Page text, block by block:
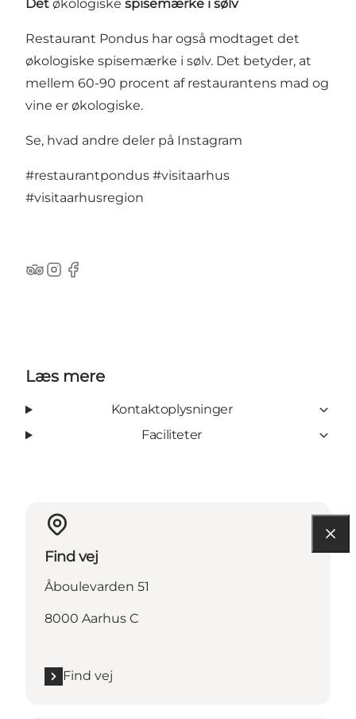
Det økologiske spisemærke i sølv
Restaurant Pondus har også modtaget det
økologiske spisemærke i sølv. Det betyder, at
mellem 60-90 procent af restaurantens mad og
vine er økologiske.
Se, hvad andre deler på Instagram
#restaurantpondus #visitaarhus
#visitaarhusregion
TripAdvisor
Instagram
Facebook
Læs mere
Kontaktoplysninger
Faciliteter
Find vej
Åboulevarden 51
8000 Aarhus C
Find vej